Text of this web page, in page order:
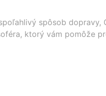
spôsob dopravy,
ktorý vám pomôže